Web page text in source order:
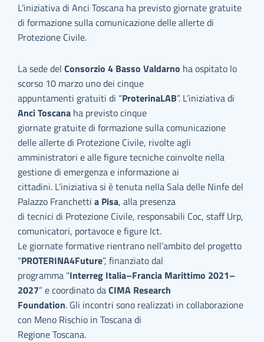
L’iniziativa di Anci Toscana ha previsto giornate gratuite
di formazione sulla comunicazione delle allerte di
Protezione Civile.
La sede delConsorzio 4 Basso Valdarno ha ospitato lo
scorso 10 marzo uno dei cinque
appuntamenti gratuiti di “ProterinaLAB”. L’iniziativa di
Anci Toscana ha previsto cinque
giornate gratuite di formazione sulla comunicazione
delle allerte di Protezione Civile, rivolte agli
amministratori e alle figure tecniche coinvolte nella
gestione di emergenza e informazione ai
cittadini. L’iniziativa si è tenuta nella Sala delle Ninfe del
Palazzo Franchettia Pisa, alla presenza
di tecnici di Protezione Civile, responsabili Coc, staff Urp,
comunicatori, portavoce e figure Ict.
Le giornate formative rientrano nell’ambito del progetto
“PROTERINA4Future”, finanziato dal
programma “Interreg Italia–Francia Marittimo 2021–
2027” e coordinato daCIMA Research
Foundation. Gli incontri sono realizzati in collaborazione
con Meno Rischio in Toscana di
Regione Toscana.